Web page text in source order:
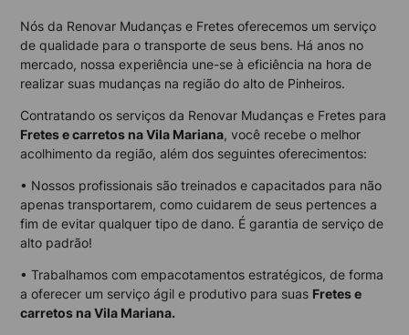
Nós da Renovar Mudanças e Fretes oferecemos um serviço
de qualidade para o transporte de seus bens. Há anos no
mercado, nossa experiência une-se à eficiência na hora de
realizar suas mudanças na região do alto de Pinheiros.
Contratando os serviços da Renovar Mudanças e Fretes para
Fretes e carretos na Vila Mariana, você recebe o melhor
acolhimento da região, além dos seguintes oferecimentos:
• Nossos profissionais são treinados e capacitados para não
apenas transportarem, como cuidarem de seus pertences a
fim de evitar qualquer tipo de dano. É garantia de serviço de
alto padrão!
• Trabalhamos com empacotamentos estratégicos, de forma
a oferecer um serviço ágil e produtivo para suas Fretes e
carretos na Vila Mariana.